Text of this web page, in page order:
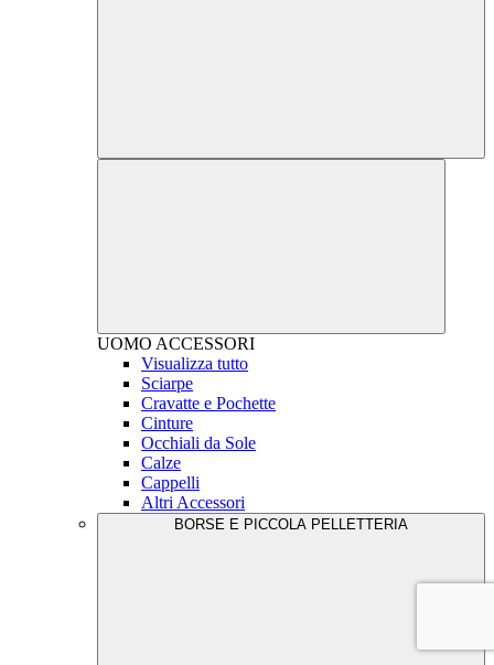
UOMO ACCESSORI
Visualizza tutto
Sciarpe
Cravatte e Pochette
Cinture
Occhiali da Sole
Calze
Cappelli
Altri Accessori
BORSE E PICCOLA PELLETTERIA